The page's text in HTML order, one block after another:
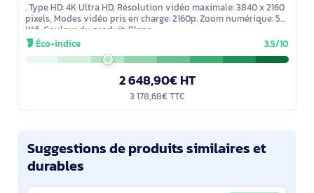
. Type HD: 4K Ultra HD, Résolution vidéo maximale: 3840 x 2160
pixels, Modes vidéo pris en charge: 2160p. Zoom numérique: 5x.
Wifi. Couleur du produit: Blanc
Éco-indice
3.5/10
2 648,90€ HT
3 178,68€ TTC
Suggestions de produits similaires et
durables